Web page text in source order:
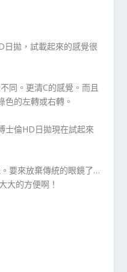
日拋，試載起來的感覺很
同。更清C的感覺。而且
的左轉或右轉。
士倫HD日拋現在試起來
要來放棄傳統的眼鏡了…
大的方便啊！